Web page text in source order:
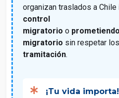
organizan traslados a Chile
control
migratorioo prometiendo
migratorio sin respetar los
tramitación.
¡Tu vida importa!